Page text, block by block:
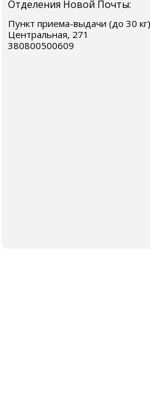
Отделения Новой Почты:
Пункт приема-выдачи (до 30
Центральная, 271
380800500609